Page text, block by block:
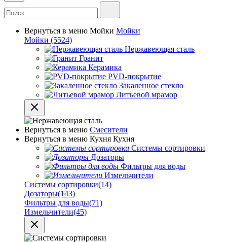
Вернуться в меню Мойки Мойки
Мойки (5524)
Нержавеющая сталь
Гранит
Керамика
PVD-покрытие
Закаленное стекло
Литьевой мрамор
Вернуться в меню Смесители
Вернуться в меню Кухня Кухня
Системы сортировки
Дозаторы
Фильтры для воды
Измельчители
Системы сортировки(14)
Дозаторы(143)
Фильтры для воды(71)
Измельчители(45)